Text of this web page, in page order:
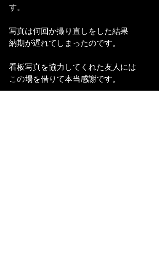
す。
写真は何回か撮り直しをした結果
納期が遅れてしまったのです。
看板写真を協力してくれた友人には
この場を借りて本当感謝です。